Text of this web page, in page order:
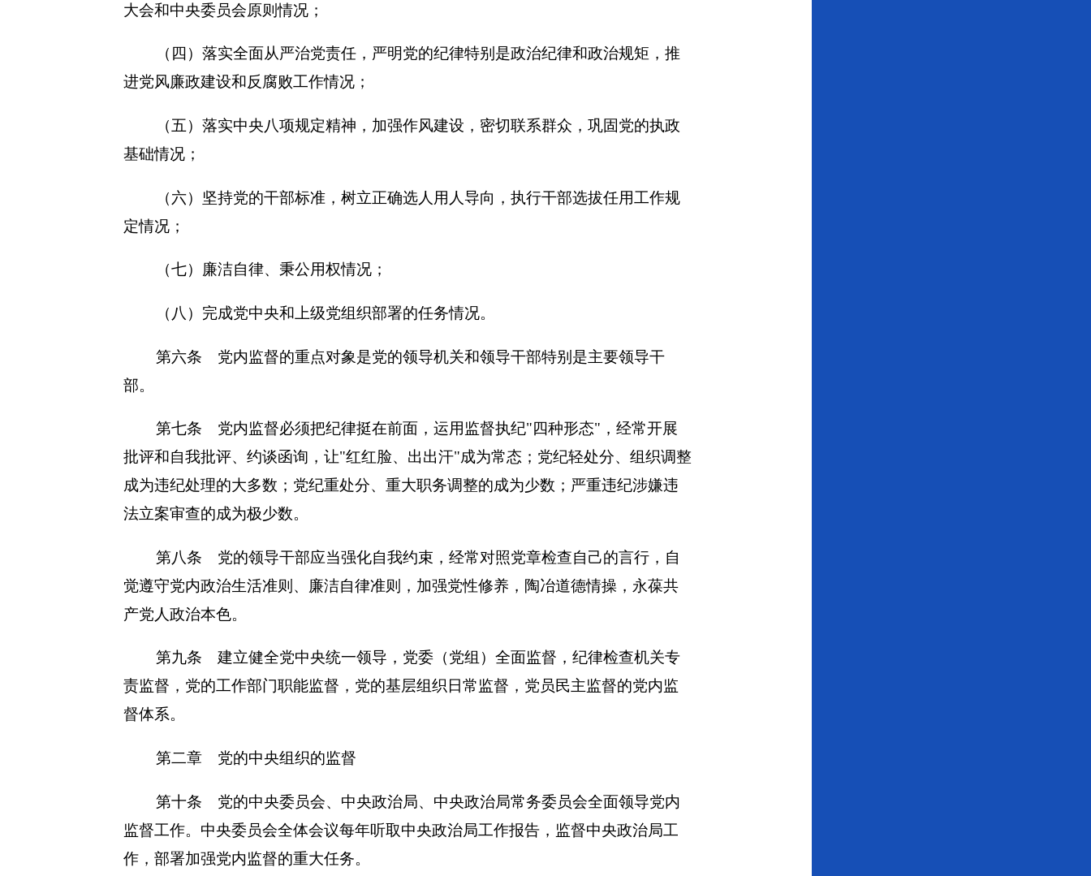
大会和中央委员会原则情况；
（四）落实全面从严治党责任，严明党的纪律特别是政治纪律和政治规矩，推
进党风廉政建设和反腐败工作情况；
（五）落实中央八项规定精神，加强作风建设，密切联系群众，巩固党的执政
基础情况；
（六）坚持党的干部标准，树立正确选人用人导向，执行干部选拔任用工作规
定情况；
（七）廉洁自律、秉公用权情况；
（八）完成党中央和上级党组织部署的任务情况。
第六条 党内监督的重点对象是党的领导机关和领导干部特别是主要领导干
部。
第七条 党内监督必须把纪律挺在前面，运用监督执纪"四种形态"，经常开展
批评和自我批评、约谈函询，让"红红脸、出出汗"成为常态；党纪轻处分、组织调整
成为违纪处理的大多数；党纪重处分、重大职务调整的成为少数；严重违纪涉嫌违
法立案审查的成为极少数。
第八条 党的领导干部应当强化自我约束，经常对照党章检查自己的言行，自
觉遵守党内政治生活准则、廉洁自律准则，加强党性修养，陶冶道德情操，永葆共
产党人政治本色。
第九条 建立健全党中央统一领导，党委（党组）全面监督，纪律检查机关专
责监督，党的工作部门职能监督，党的基层组织日常监督，党员民主监督的党内监
督体系。
第二章 党的中央组织的监督
第十条 党的中央委员会、中央政治局、中央政治局常务委员会全面领导党内
监督工作。中央委员会全体会议每年听取中央政治局工作报告，监督中央政治局工
作，部署加强党内监督的重大任务。